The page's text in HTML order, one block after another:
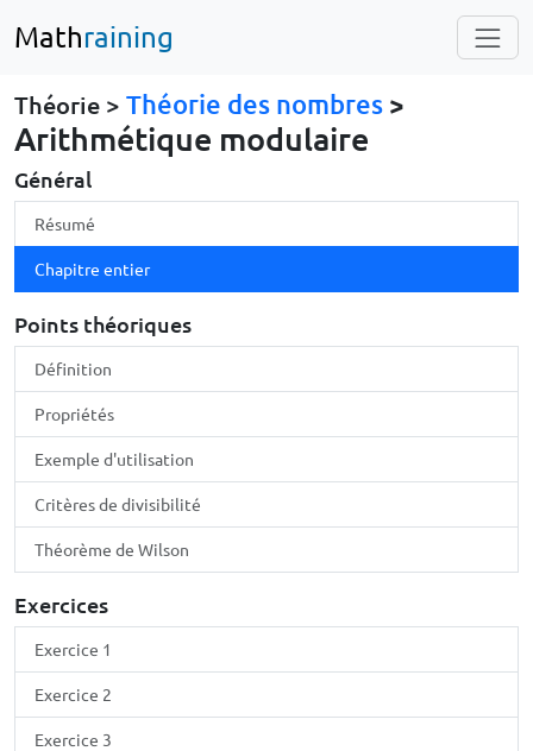
Mathraining
Théorie > Théorie des nombres >
Arithmétique modulaire
Général
Résumé
Chapitre entier
Points théoriques
Définition
Propriétés
Exemple d'utilisation
Critères de divisibilité
Théorème de Wilson
Exercices
Exercice 1
Exercice 2
Exercice 3